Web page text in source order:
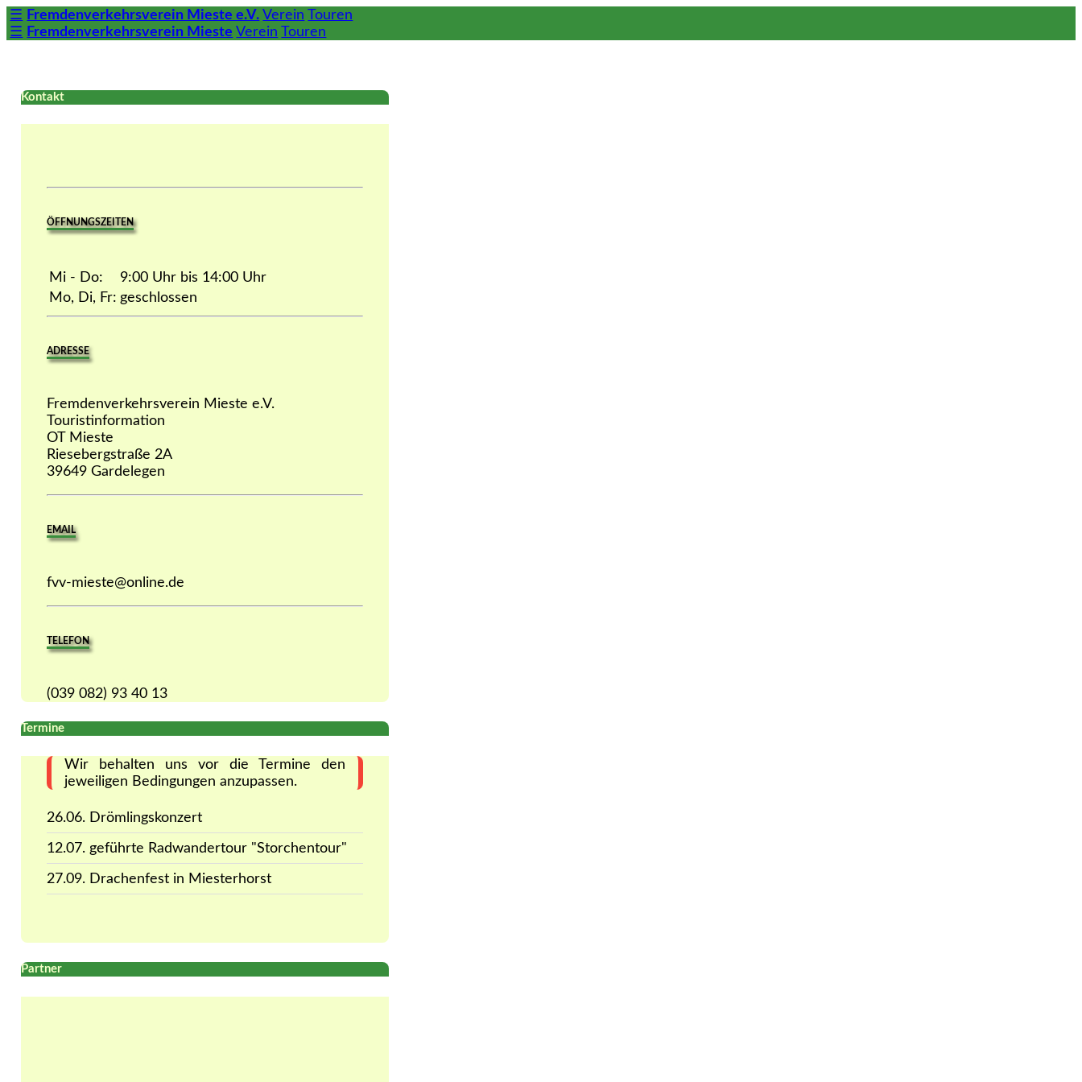
☰ Fremdenverkehrsverein Mieste e.V. Verein Touren
☰ Fremdenverkehrsverein Mieste Verein Touren
Kontakt
ÖFFNUNGSZEITEN
Mi - Do:
9:00 Uhr bis 14:00 Uhr
Mo, Di, Fr: geschlossen
ADRESSE
Fremdenverkehrsverein Mieste e.V.
Touristinformation
OT Mieste
Riesebergstraße 2A
39649 Gardelegen
EMAIL
fvv-mieste@online.de
TELEFON
(039 082) 93 40 13
Termine
Wir behalten uns vor die Termine den
jeweiligen Bedingungen anzupassen.
26.06. Drömlingskonzert
12.07. geführte Radwandertour "Storchentour"
27.09. Drachenfest in Miesterhorst
Partner